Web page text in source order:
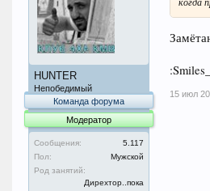
HUNTER
Непобедимый
Команда форума
Модератор
Сообщения:
5.117
Пол:
Мужской
Род занятий:
Дирехтор..пока
15 июл